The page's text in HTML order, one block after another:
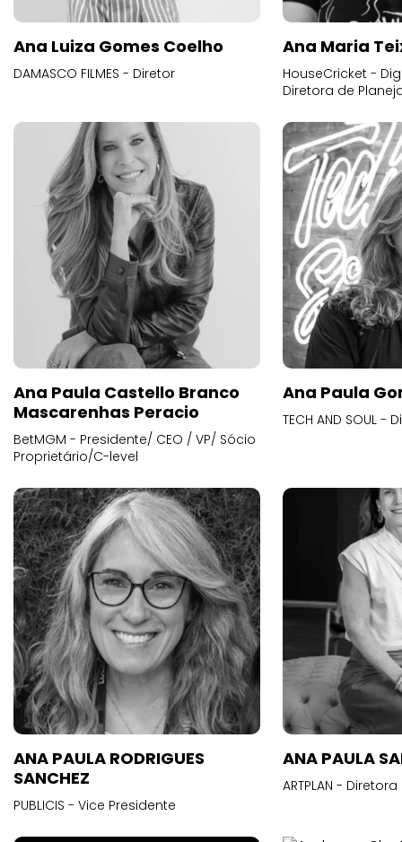
Ana Luiza Gomes Coelho
DAMASCO FILMES - Diretor
Ana Maria
HouseCricket -
Diretora de
Ana Paula Castello Branco
Mascarenhas Peracio
BetMGM - Presidente/ CEO / VP/ Sócio
Proprietário/C-level
Ana Paula
TECH AND SOUL
ANA PAULA RODRIGUES
SANCHEZ
PUBLICIS - Vice Presidente
ANA PAULA
ARTPLAN -